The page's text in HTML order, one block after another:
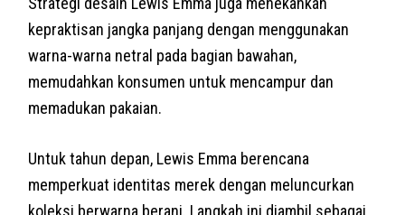
kepraktisan jangka panjang dengan menggunakan
warna-warna netral pada bagian bawahan,
memudahkan konsumen untuk mencampur dan
memadukan pakaian.
Untuk tahun depan, Lewis Emma berencana
memperkuat identitas merek dengan meluncurkan
koleksi berwarna berani. Langkah ini diambil sebagai